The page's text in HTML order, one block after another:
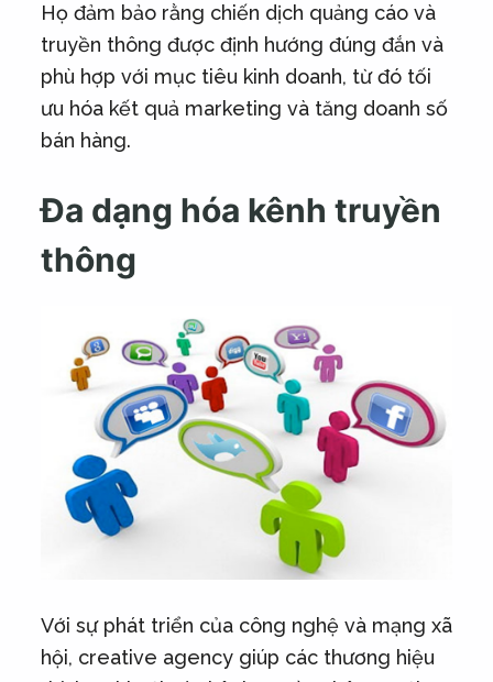
Họ đảm bảo rằng chiến dịch quảng cáo và
truyền thông được định hướng đúng đắn và
phù hợp với mục tiêu kinh doanh, từ đó tối
ưu hóa kết quả marketing và tăng doanh số
bán hàng.
Đa dạng hóa kênh truyền
thông
Với sự phát triển của công nghệ và mạng xã
hội, creative agency giúp các thương hiệu